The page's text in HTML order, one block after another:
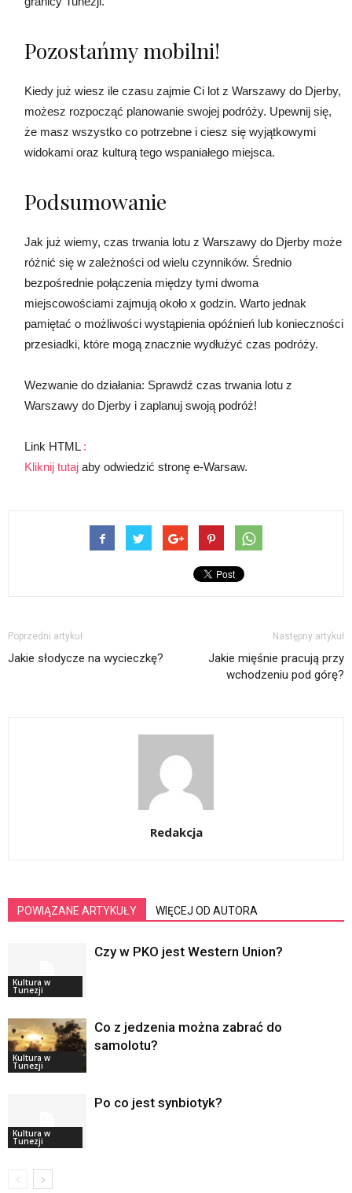
Pozostańmy mobilni!
Kiedy już wiesz ile czasu zajmie Ci lot z Warszawy do Djerby,
możesz rozpocząć planowanie swojej podróży. Upewnij się,
że masz wszystko co potrzebne i ciesz się wyjątkowymi
widokami oraz kulturą tego wspaniałego miejsca.
Podsumowanie
Jak już wiemy, czas trwania lotu z Warszawy do Djerby może
różnić się w zależności od wielu czynników. Średnio
bezpośrednie połączenia między tymi dwoma
miejscowościami zajmują około x godzin. Warto jednak
pamiętać o możliwości wystąpienia opóźnień lub konieczności
przesiadki, które mogą znacznie wydłużyć czas podróży.
Wezwanie do działania: Sprawdź czas trwania lotu z
Warszawy do Djerby i zaplanuj swoją podróż!
Link HTML :
Kliknij tutaj aby odwiedzić stronę e-Warsaw.
Poprzedni artykuł
Jakie słodycze na wycieczkę?
Następny artykuł
Jakie mięśnie pracują przy
wchodzeniu pod górę?
Redakcja
POWIĄZANE ARTYKUŁY WIĘCEJ OD AUTORA
Kultura w
Tunezji
Czy w PKO jest Western Union?
Kultura w
Tunezji
Co z jedzenia można zabrać do
samolotu?
Kultura w
Tunezji
Po co jest synbiotyk?